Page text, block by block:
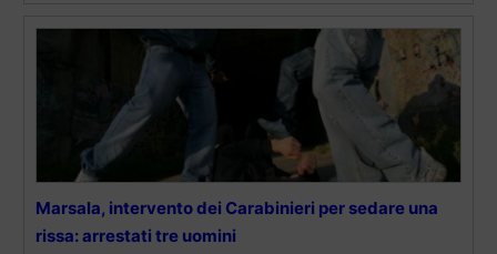
Marsala, intervento dei Carabinieri per sedare una
rissa: arrestati tre uomini